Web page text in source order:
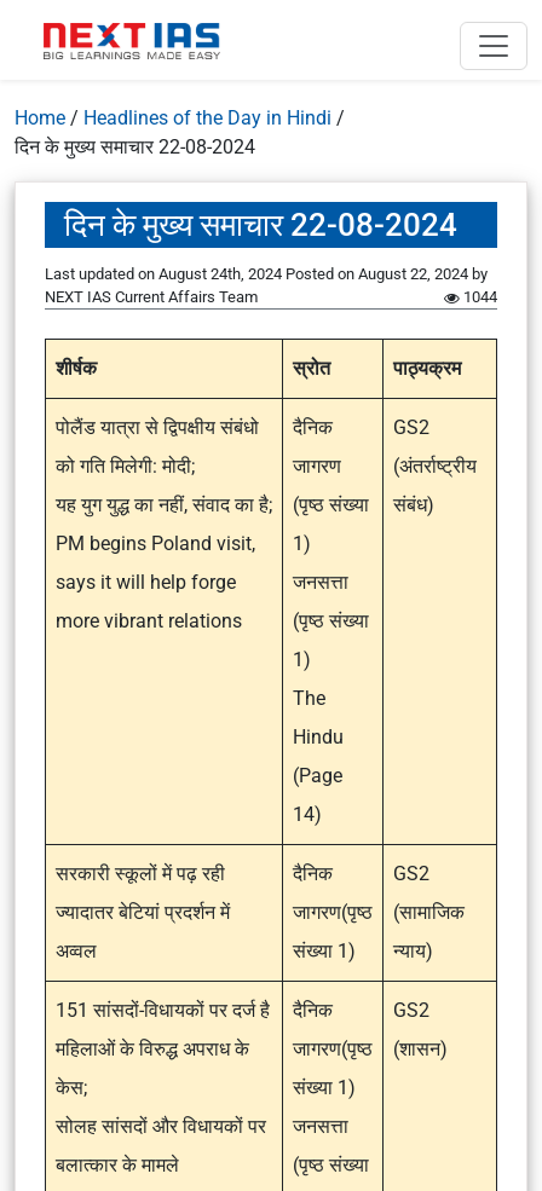
Home / Headlines of the Day in Hindi /
दिन के मुख्य समाचार 22-08-2024
दिन के मुख्य समाचार 22-08-2024
Last updated on August 24th, 2024 Posted on August 22, 2024 by
NEXT IAS Current Affairs Team
1044
शीर्षक स्रोत पाठ्यक्रम
पोलैंड यात्रा से द्विपक्षीय संबंधो
को गति मिलेगी: मोदी;
यह युग युद्ध का नहीं, संवाद का है;
PM begins Poland visit,
says it will help forge
more vibrant relations
दैनिक
जागरण
(पृष्ठ संख्या
1)
जनसत्ता
(पृष्ठ संख्या
1)
The
Hindu
(Page
14)
GS2
(अंतर्राष्ट्रीय
संबंध)
सरकारी स्कूलों में पढ़ रही
ज्यादातर बेटियां प्रदर्शन में
अव्वल
दैनिक
जागरण(पृष्ठ
संख्या 1)
GS2
(सामाजिक
न्याय)
151 सांसदों-विधायकों पर दर्ज है
महिलाओं के विरुद्ध अपराध के
केस;
सोलह सांसदों और विधायकों पर
बलात्कार के मामले
दैनिक
जागरण(पृष्ठ
संख्या 1)
जनसत्ता
(पृष्ठ संख्या
GS2
(शासन)